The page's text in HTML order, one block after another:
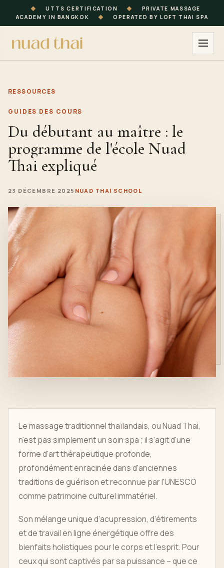
◆ UTTS CERTIFICATION ◆
PRIVATE MASSAGE
ACADEMY IN BANGKOK
◆ OPERATED BY LOFT THAI SPA
RESSOURCES
GUIDES DES COURS
Du débutant au maître : le
programme de l'école Nuad
Thai expliqué
23 DÉCEMBRE 2025 NUAD THAI SCHOOL
Le massage traditionnel thaïlandais, ou Nuad Thai,
n'est pas simplement un soin spa ; il s'agit d'une
forme d'art thérapeutique profonde,
profondément enracinée dans d'anciennes
traditions de guérison et reconnue par l'UNESCO
comme patrimoine culturel immatériel.
Son mélange unique d'acupression, d'étirements
et de travail en ligne énergétique offre des
bienfaits holistiques pour le corps et l'esprit. Pour
ceux qui sont captivés par sa puissance – que ce